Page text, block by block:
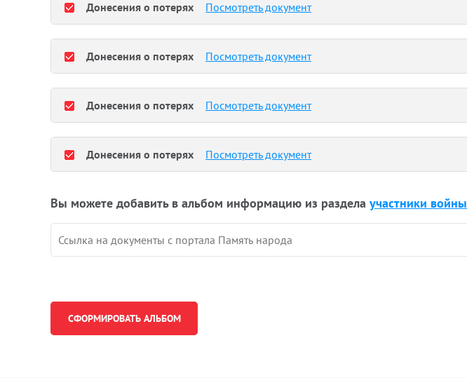
Донесения о потерях Посмотреть документ
Донесения о потерях Посмотреть документ
Донесения о потерях Посмотреть документ
Донесения о потерях Посмотреть документ
Вы можете добавить в альбом информацию из раздела участники войны